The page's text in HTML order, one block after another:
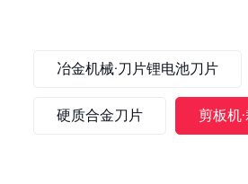
冶金机械·刀片锂电池刀片
硬质合金刀片 剪板机